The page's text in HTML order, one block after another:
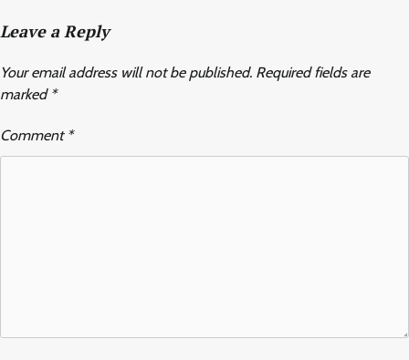
Leave a Reply
Your email address will not be published. Required fields are
marked *
Comment *